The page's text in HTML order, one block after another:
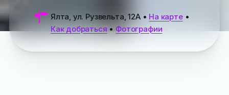
Ялта, ул. Рузвельта, 12А• На карте•
Как добраться•Фотографии